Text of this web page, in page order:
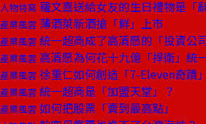
人物特寫 羅文嘉送給女友的生日禮物是「辭
產業風雲 薄酒萊新酒搶「鮮」上市
產業風雲 統一超商成了高清愿的「投資公
產業風雲 高清愿為何花十九億「捍衛」統
產業風雲 徐重仁如何創造「7-Eleven奇蹟」
產業風雲 統一超商是「加盟天堂」？
產業風雲 如何把股票「賣到最高點」